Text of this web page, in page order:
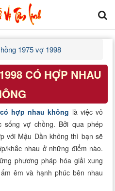
1975 vợ 1998
CÓ HỢP NHAU
hợp nhau không là việc vô
sống vợ chồng. Bởi qua phép
với Mậu Dần không thì bạn sẽ
khắc nhau ở những điểm nào.
phương pháp hóa giải xung
êm và hạnh phúc bên nhau